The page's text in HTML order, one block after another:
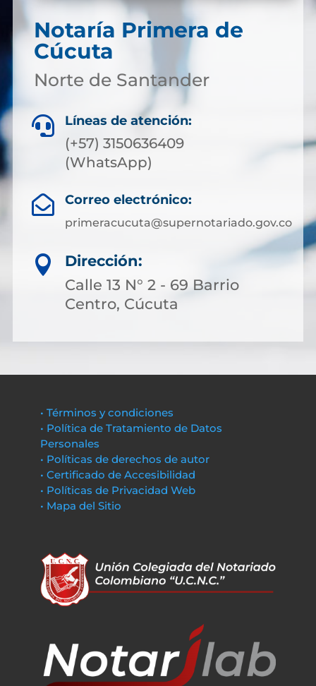
Notaría Primera de
Cúcuta
Norte de Santander
 Líneas de atención:
(+57) 3150636409
(WhatsApp)
 Correo electrónico:
primeracucuta@supernotariado.gov.co

Dirección:
Calle 13 N° 2 - 69 Barrio
Centro, Cúcuta
• Términos y condiciones
• Política de Tratamiento de Datos
Personales
• Políticas de derechos de autor
• Certificado de Accesibilidad
• Políticas de Privacidad Web
• Mapa del Sitio